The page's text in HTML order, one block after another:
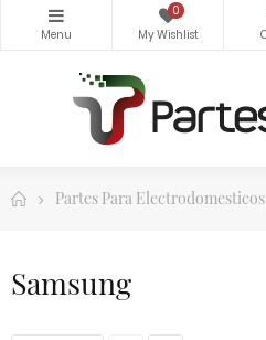
0
Partes Para Electrodomesticos
Samsung